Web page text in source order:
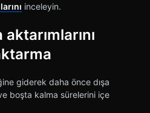
inceleyin.
giderek daha önce dışa
boşta kalma sürelerini içe